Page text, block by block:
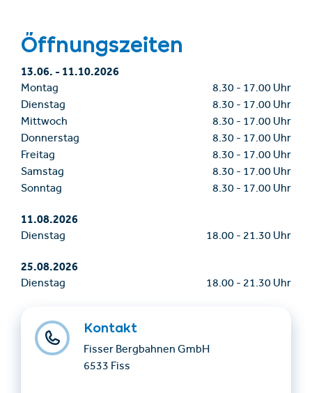
Öffnungszeiten
13.06.-11.10.2026
Montag 8.30 - 17.00 Uhr
Dienstag
8.30 - 17.00 Uhr
Mittwoch
8.30 - 17.00 Uhr
Donnerstag
8.30 - 17.00 Uhr
Freitag
8.30 - 17.00 Uhr
Samstag
8.30 - 17.00 Uhr
Sonntag
8.30 - 17.00 Uhr
11.08.2026
Dienstag 18.00 - 21.30 Uhr
25.08.2026
Dienstag 18.00 - 21.30 Uhr
Kontakt
Fisser Bergbahnen GmbH
6533 Fiss